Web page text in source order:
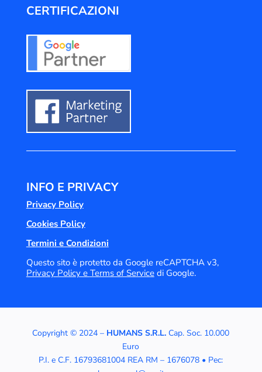
CERTIFICAZIONI
INFO E PRIVACY
Privacy Policy
Cookies Policy
Termini e Condizioni
Questo sito è protetto da Google reCAPTCHA v3,
Privacy Policy e Terms of Servicedi Google.
Copyright © 2024 – HUMANS S.R.L. Cap. Soc. 10.000
Euro
P.I. e C.F. 16793681004 REA RM – 1676078 • Pec: